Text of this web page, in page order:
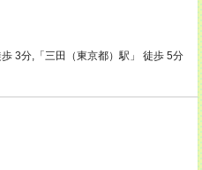
3分,「三田（東京都）駅」 徒歩 5分